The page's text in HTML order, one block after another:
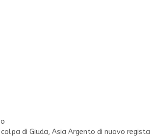
di Giuda, Asia Argento di nuovo regista